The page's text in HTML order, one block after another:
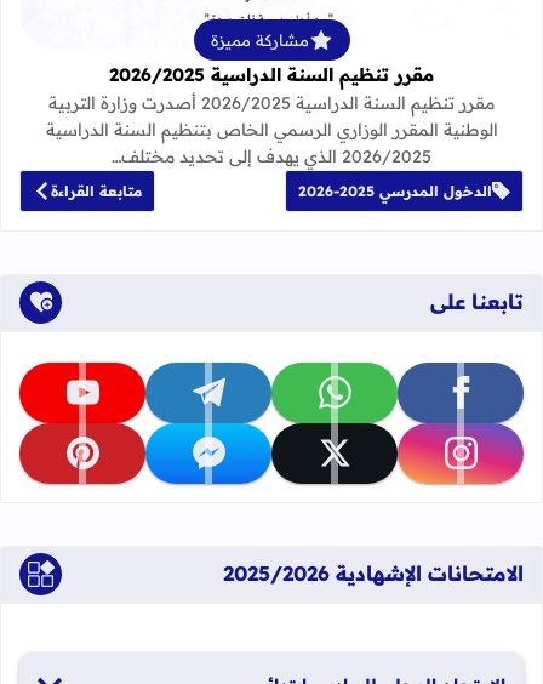
مشاركة مميزة
مقرر تنظيم السنة الدراسية 2026/2025
مقرر تنظيم السنة الدراسية 2026/2025 أصدرت وزارة التربية
الوطنية المقرر الوزاري الرسمي الخاص بتنظيم السنة الدراسية
2026/2025 الذي يهدف إلى تحديد مختلف…
الدخول المدرسي 2025-2026 متابعة القراءة
تابعنا على
تابعنا على facebook تابعنا على whatsapp تابعنا على telegram تابعنا على youtube
تابعنا على instagram تابعنا على x تابعنا على messenger تابعنا على pinterest
الامتحانات الإشهادية 2025/2026